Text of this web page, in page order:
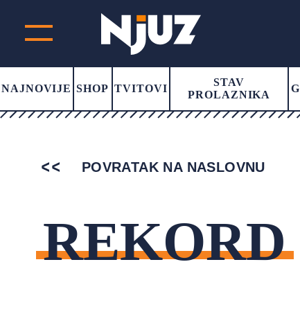
NAJNOVIJE SHOP TVITOVI
STAV
PROLAZNIKA
POVRATAK NA NASLOVNU
REKORD